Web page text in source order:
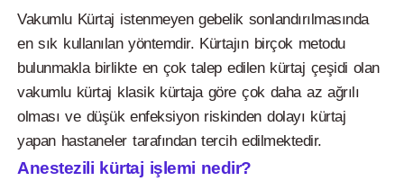
Vakumlu Kürtaj istenmeyen gebelik sonlandırılmasında
en sık kullanılan yöntemdir. Kürtajın birçok metodu
bulunmakla birlikte en çok talep edilen kürtaj çeşidi olan
vakumlu kürtaj klasik kürtaja göre çok daha az ağrılı
olması ve düşük enfeksiyon riskinden dolayı kürtaj
yapan hastaneler tarafından tercih edilmektedir.
Anestezili kürtaj işlemi nedir?